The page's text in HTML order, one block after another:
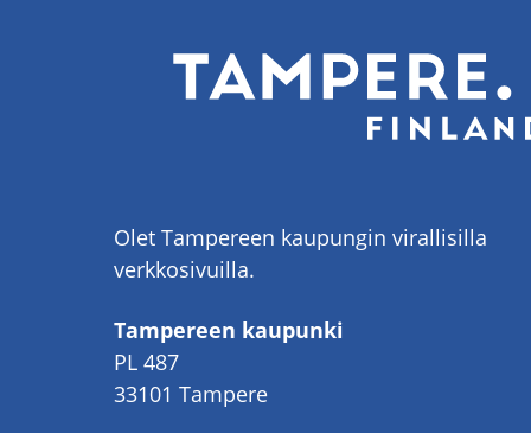
Olet Tampereen kaupungin virallisilla
verkkosivuilla.
Tampereen kaupunki
PL 487
33101 Tampere